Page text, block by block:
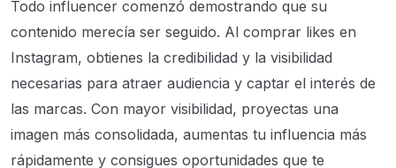
Todo influencer comenzó demostrando que su
contenido merecía ser seguido. Al comprar likes en
Instagram, obtienes la credibilidad y la visibilidad
necesarias para atraer audiencia y captar el interés de
las marcas. Con mayor visibilidad, proyectas una
imagen más consolidada, aumentas tu influencia más
rápidamente y consigues oportunidades que te